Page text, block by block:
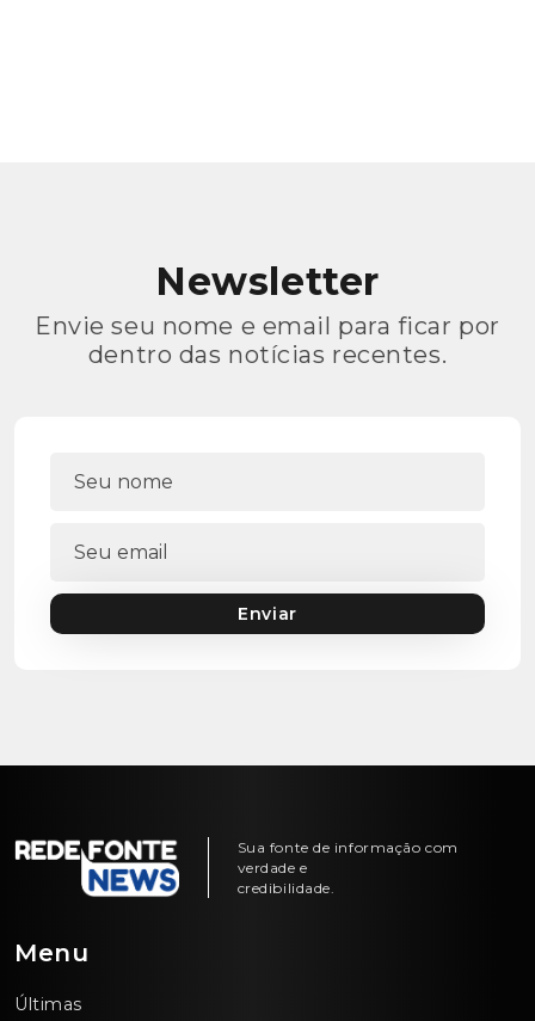
Newsletter
Envie seu nome e email para ficar por
dentro das notícias recentes.
Enviar
Sua fonte de informação com
verdade e
credibilidade.
Menu
Últimas